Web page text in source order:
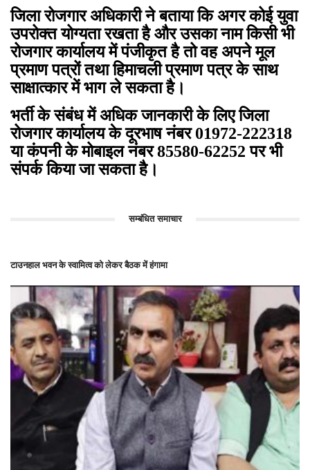
जिला रोजगार अधिकारी ने बताया कि अगर कोई युवा
उपरोक्त योग्यता रखता है और उसका नाम किसी भी
रोजगार कार्यालय में पंजीकृत है तो वह अपने मूल
प्रमाण पत्रों तथा हिमाचली प्रमाण पत्र के साथ
साक्षात्कार में भाग ले सकता है।
भर्ती के संबंध में अधिक जानकारी के लिए जिला
रोजगार कार्यालय के दूरभाष नंबर 01972-222318
या कंपनी के मोबाइल नंबर 85580-62252 पर भी
संपर्क किया जा सकता है।
सम्बंधित समाचार
टाउनहाल भवन के स्वामित्व को लेकर बैठक में हंगामा